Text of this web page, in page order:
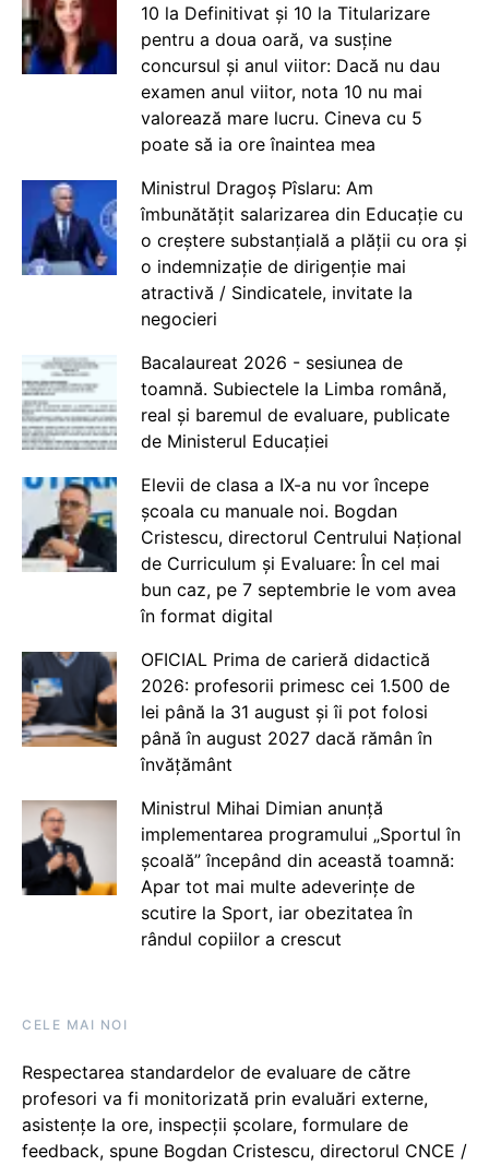
10 la Definitivat și 10 la Titularizare
pentru a doua oară, va susține
concursul și anul viitor: Dacă nu dau
examen anul viitor, nota 10 nu mai
valorează mare lucru. Cineva cu 5
poate să ia ore înaintea mea
Ministrul Dragoș Pîslaru: Am
îmbunătățit salarizarea din Educație cu
o creștere substanțială a plății cu ora și
o indemnizație de dirigenție mai
atractivă / Sindicatele, invitate la
negocieri
Bacalaureat 2026 - sesiunea de
toamnă. Subiectele la Limba română,
real și baremul de evaluare, publicate
de Ministerul Educației
Elevii de clasa a IX-a nu vor începe
școala cu manuale noi. Bogdan
Cristescu, directorul Centrului Național
de Curriculum și Evaluare: În cel mai
bun caz, pe 7 septembrie le vom avea
în format digital
OFICIAL Prima de carieră didactică
2026: profesorii primesc cei 1.500 de
lei până la 31 august și îi pot folosi
până în august 2027 dacă rămân în
învățământ
Ministrul Mihai Dimian anunță
implementarea programului „Sportul în
școală” începând din această toamnă:
Apar tot mai multe adeverințe de
scutire la Sport, iar obezitatea în
rândul copiilor a crescut
CELE MAI NOI
Respectarea standardelor de evaluare de către
profesori va fi monitorizată prin evaluări externe,
asistențe la ore, inspecții școlare, formulare de
feedback, spune Bogdan Cristescu, directorul CNCE /